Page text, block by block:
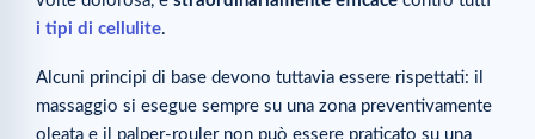
i tipi di cellulite.
Alcuni principi di base devono tuttavia essere rispettati: il
massaggio si esegue sempre su una zona preventivamente
oleata e il palper-rouler non può essere praticato su una